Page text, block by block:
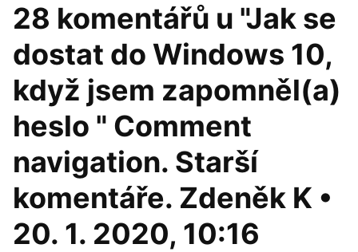
28 komentářů u "Jak se
dostat do Windows 10,
když jsem zapomněl(a)
heslo " Comment
navigation. Starší
komentáře. Zdeněk K •
20. 1. 2020, 10:16